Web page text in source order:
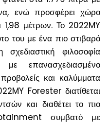
ενώ προσφέρει χώρο
1,98 μέτρων. Το 2022MY
του με ένα πιο στιβαρό
φιλοσοφία
επανασχεδιασμένο
και καλύμματα
Forester διατίθεται
και διαθέτει το πιο
συμβατό με